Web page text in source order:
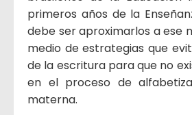
primeros años de la
debe ser aproximarlos a ese
medio de estrategias que
de la escritura para que no
en el proceso de
materna.